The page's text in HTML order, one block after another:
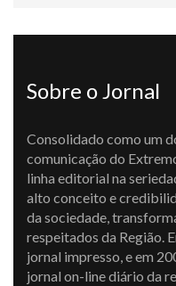
Sobre o Jornal
Consolidado como um
comunicação do
linha editorial na
alto conceito e
da sociedade,
respeitados da Região.
jornal impresso, e em
jornal on-line diário da